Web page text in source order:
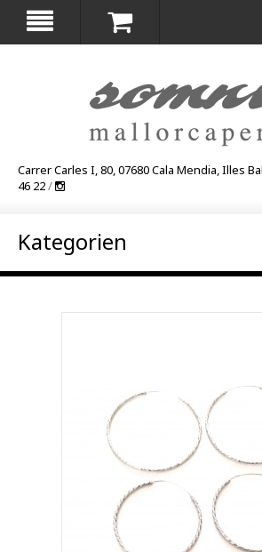
Carrer Carles I, 80, 07680 Cala Mendia, Illes
46 22/
Kategorien